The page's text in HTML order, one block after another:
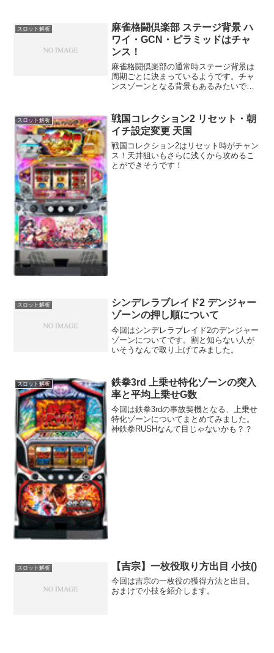
スロット解析
麻雀格闘倶楽部 ステージ背景 ハ
ワイ・GCN・ピラミッドはチャ
ンス！
麻雀格闘倶楽部の通常時ステージ背景は
周期ごとに決まっているようです。チャ
ンスゾーンとなる背景もあるみたいで
スロット解析
戦国コレクション2 リセット・朝
イチ設定変更 天国
戦国コレクション2はリセット時がチャン
ス！天井狙いもさらに浅くから攻めるこ
とができそうです！
スロット解析
シンデレラブレイド2 デンジャー
ゾーンの押し順について
今回はシンデレラブレイド2のデンジャー
ゾーンについてです。割と知らない人が
いそうなんで取り上げてみました。
スロット解析
鉄拳3rd 上乗せ特化ゾーンの突入
率と平均上乗せG数
今回は鉄拳3rdの事故契機となる、上乗せ
特化ゾーンについてまとめてみました。
神鉄拳RUSHなんて目じゃないかも？？
スロット解析 【吉宗】一枚役取り方出目 小技()
今回は吉宗の一枚役の獲得方法と出目。
おまけで小技を紹介します。